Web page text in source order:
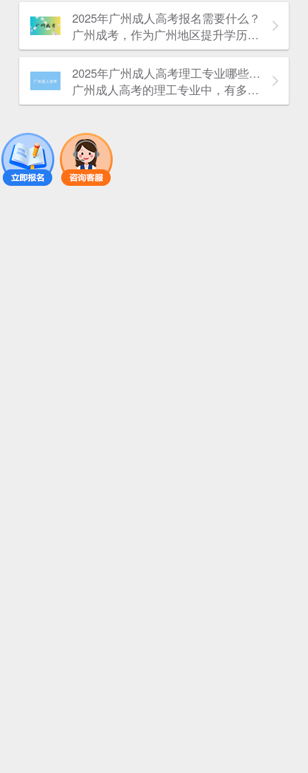
估
2025年广州成人高考报名需要什么？
广州成考，作为广州地区提升学历的重要考试之一，其中广州成人高考报名所需材料是需要知道的，那么下面这篇文章将为大家讲解广州成人高考报名需要什么?
2025年广州成人高考理工专业哪些比较好？
广州成人高考的理工专业中，有多个专业备受青睐。以下是一些比较好的理工专业及其简要介绍，考生可以此作为参考：